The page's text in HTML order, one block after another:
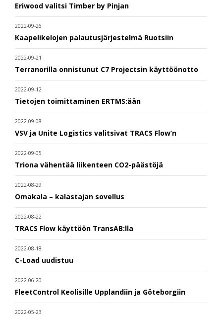
Eriwood valitsi Timber by Pinjan
2022-09-26
Kaapelikelojen palautusjärjestelmä Ruotsiin
2022-09-21
Terranorilla onnistunut C7 Projectsin käyttöönotto
2022-09-12
Tietojen toimittaminen ERTMS:ään
2022-09-08
VSV ja Unite Logistics valitsivat TRACS Flow’n
2022-09-05
Triona vähentää liikenteen CO2-päästöjä
2022-08-29
Omakala – kalastajan sovellus
2022-08-22
TRACS Flow käyttöön TransAB:lla
2022-08-18
C-Load uudistuu
2022-06-20
FleetControl Keolisille Upplandiin ja Göteborgiin
2022-05-23